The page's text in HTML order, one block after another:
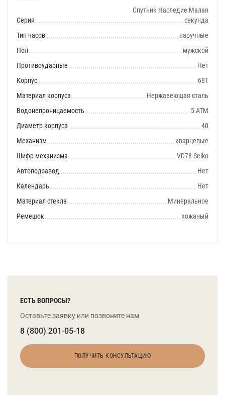
Серия
Спутник Наследие Малая
секунда
Тип часов
наручные
Пол
мужской
Противоударные
Нет
Корпус
681
Материал корпуса
Нержавеющая сталь
Водонепроницаемость
5 АТМ
Диаметр корпуса
40
Механизм
кварцевые
Шифр механизма
VD78 Seiko
Автоподзавод
Нет
Календарь
Нет
Материал стекла
Минеральное
Ремешок
кожаный
ЕСТЬ ВОПРОСЫ?
Оставьте заявку или позвоните нам
8 (800) 201-05-18
ПОЛУЧИТЬ КОНСУЛЬТАЦИЮ